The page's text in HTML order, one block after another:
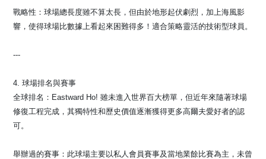
戰略性：球場總長度雖不算太長，但由於地形起伏劇烈，加上海風影
響，使得球場比數據上看起來困難得多！適合策略靈活的技術型球員。
---
4. 球場排名與賽事
全球排名：Eastward Ho! 雖未進入世界百大榜單，但近年來隨著球場
修復工程完成，其獨特性和歷史價值逐漸獲得更多高爾夫愛好者的認
可️。
舉辦過的賽事：此球場主要以私人會員賽事及當地業餘比賽為主，未曾